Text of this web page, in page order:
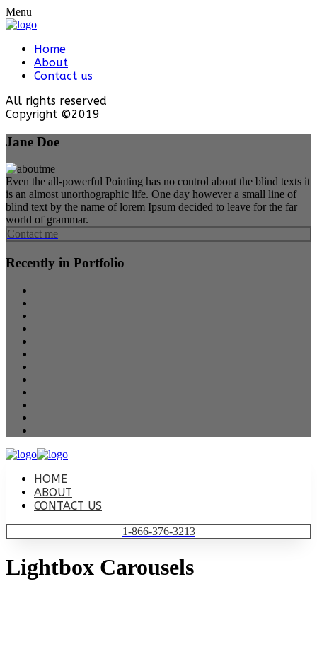
Menu
Home
About
Contact us
All rights reserved
Copyright ©2019
Jane Doe
Even the all-powerful Pointing has no control about the blind texts it
is an almost unorthographic life. One day however a small line of
blind text by the name of lorem Ipsum decided to leave for the far
world of grammar.
Contact me
Recently in Portfolio
HOME
ABOUT
CONTACT US
1-866-376-3213
Lightbox Carousels